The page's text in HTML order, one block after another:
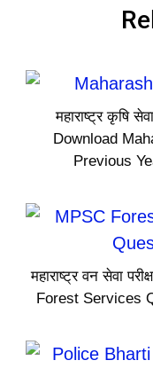
महाराष्ट्र कृषि
Download
Previous
महाराष्ट्र वन सेवा
Forest Services